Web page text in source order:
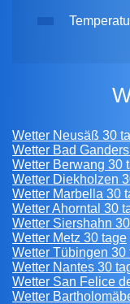
Wetter Neusäß 30
Wetter Bad
Wetter Berwang 30
Wetter Diekholzen
Wetter Marbella 30
Wetter Ahorntal 30
Wetter Siershahn
Wetter Metz 30 tage
Wetter Tübingen 30
Wetter Nantes 30
Wetter San Felice
Wetter